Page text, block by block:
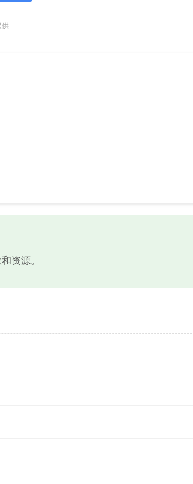
供
资源。